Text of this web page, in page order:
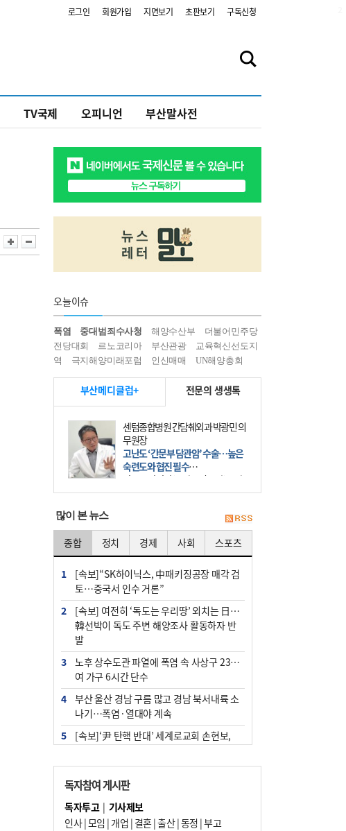
로그인 회원가입 지면보기 초판보기 구독신청
TV국제 오피니언 부산말사전
오늘이슈
폭염 중대범죄수사청 해양수산부
더불어민주당
전당대회
르노코리아 부산관광
교육혁신선도지
역
극지해양미래포럼 인신매매 UN해양총회
부산메디클럽+ 전문의 생생톡
센텀종합병원 간담췌외과 박광민 의
무원장
고난도 ‘간문부 담관암’ 수술…높은
숙련도와 협진 필수
간문부 담관암(클라츠킨 종양)은 좌
우 간에서 나오는, 담관(담즙 배출 경
部)’에 생기는 악성 종양이다. 간동맥
문맥 림프절 담
많이 본 뉴스
종합 정치 경제 사회 스포츠
1
[속보]“SK하이닉스, 中패키징공장 매각 검
토…중국서 인수 거론”
2
[속보] 여전히 ‘독도는 우리땅’ 외치는 日…
韓선박이 독도 주변 해양조사 활동하자 반
발
3
노후 상수도관 파열에 폭염 속 사상구 2300
여 가구 6시간 단수
4
부산 울산 경남 구름 많고 경남 북서내륙 소
나기…폭염·열대야 계속
5
[속보]‘尹 탄핵 반대’ 세계로교회 손현보,
군사기밀 유출자 색출 지시
7
부산 주유소 휘발유 평균가 ℓ당 1849원…
전주보다 3원 ↓
독자참여 게시판
독자투고| 기사제보
인사|모임 | 개업 | 결혼|출산|동정 |부고